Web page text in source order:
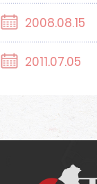
2008.08.15
2011.07.05